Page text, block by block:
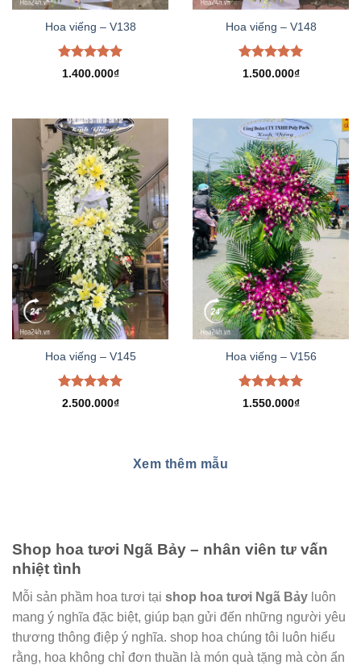
Hoa viếng – V138
Được xếp
1.400.000₫
Hoa viếng – V148
Được xếp
1.500.000₫
Hoa viếng – V145
Được xếp
2.500.000₫
Hoa viếng – V156
Được xếp
1.550.000₫
Xem thêm mẫu
Shop hoa tươi Ngã Bảy – nhân viên tư vấn
nhiệt tình
Mỗi sản phầm hoa tươi tại shop hoa tươi Ngã Bảy luôn
mang ý nghĩa đặc biệt, giúp bạn gửi đến những người yêu
thương thông điệp ý nghĩa. shop hoa chúng tôi luôn hiểu
rằng, hoa không chỉ đơn thuần là món quà tặng mà còn ẩn